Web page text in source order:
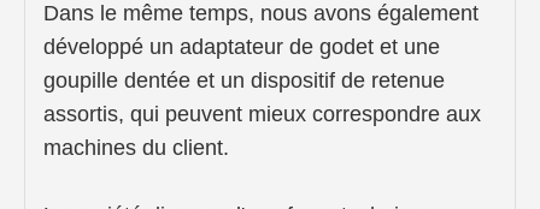
Dans le même temps, nous avons également
développé un adaptateur de godet et une
goupille dentée et un dispositif de retenue
assortis, qui peuvent mieux correspondre aux
machines du client.